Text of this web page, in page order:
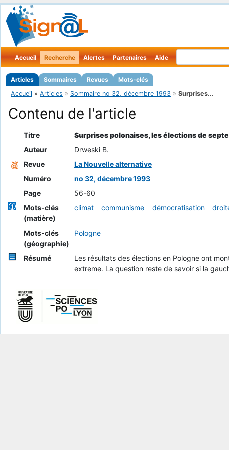
Accueil Recherche
Articles Sommaires Revues Mots-clés
Alertes Partenaires Aide
Accueil » Articles » Sommaire no 32, décembre 1993 » Surprises...
Contenu de l'article
Titre
Surprises polonaises, les élections de
Auteur
Drweski B.
Revue
La Nouvelle alternative
Numéro
no 32, décembre 1993
Page
56-60
Mots-clés
(matière)
climat communisme démocratisation
Mots-clés
(géographie)
Pologne
Résumé
Les résultats des élections en Pologne ont
extreme. La question reste de savoir si la